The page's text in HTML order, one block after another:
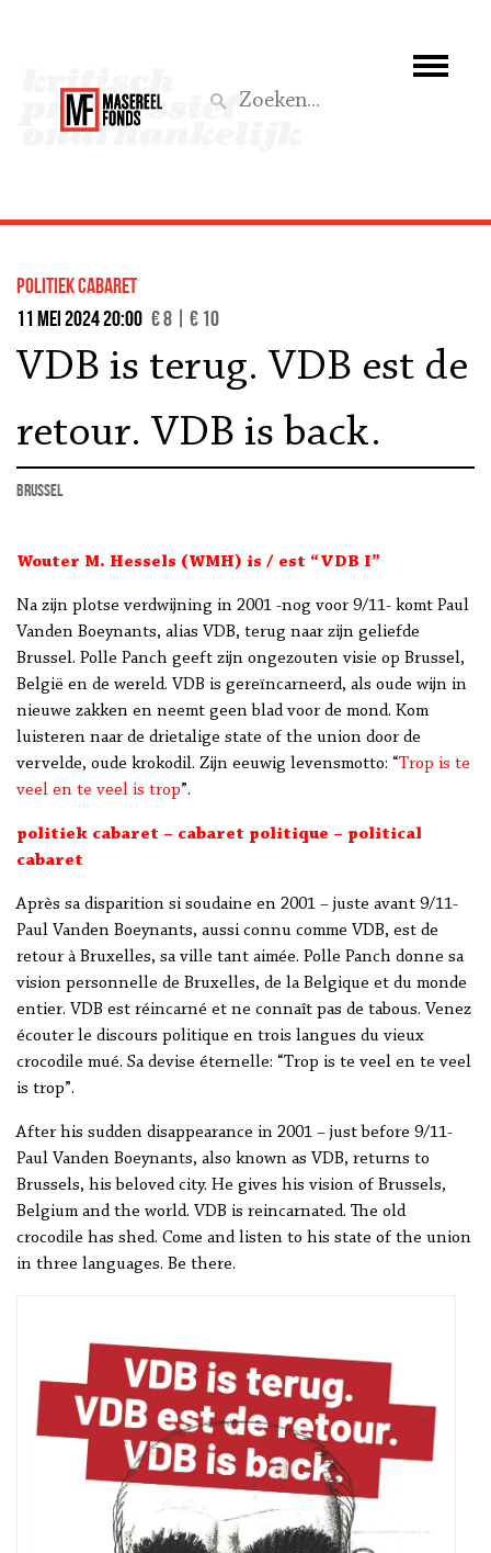
Wat we doen
Steun ons
Aktief
politiek cabaret
11 mei 2024 20:00 € 8 | € 10
VDB is terug. VDB est de
retour. VDB is back.
Brussel
Wouter M. Hessels (WMH) is / est “VDB I”
Na zijn plotse verdwijning in 2001 -nog voor 9/11- komt Paul
Vanden Boeynants, alias VDB, terug naar zijn geliefde
Brussel. Polle Panch geeft zijn ongezouten visie op Brussel,
België en de wereld. VDB is gereïncarneerd, als oude wijn in
nieuwe zakken en neemt geen blad voor de mond. Kom
luisteren naar de drietalige state of the union door de
vervelde, oude krokodil. Zijn eeuwig levensmotto: “Trop is te
veel en te veel is trop”.
politiek cabaret – cabaret politique – political
cabaret
Après sa disparition si soudaine en 2001 – juste avant 9/11-
Paul Vanden Boeynants, aussi connu comme VDB, est de
retour à Bruxelles, sa ville tant aimée. Polle Panch donne sa
vision personnelle de Bruxelles, de la Belgique et du monde
entier. VDB est réincarné et ne connaît pas de tabous. Venez
écouter le discours politique en trois langues du vieux
crocodile mué. Sa devise éternelle: “Trop is te veel en te veel
is trop”.
After his sudden disappearance in 2001 – just before 9/11-
Paul Vanden Boeynants, also known as VDB, returns to
Brussels, his beloved city. He gives his vision of Brussels,
Belgium and the world. VDB is reincarnated. The old
crocodile has shed. Come and listen to his state of the union
in three languages. Be there.